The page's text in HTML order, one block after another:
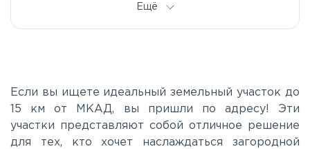
Калужское
Каширское
Ещё
Если вы ищете идеальный земельный участок до
15 км от МКАД, вы пришли по адресу! Эти
участки представляют собой отличное решение
для тех, кто хочет наслаждаться загородной